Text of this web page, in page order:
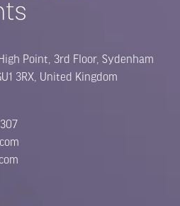
Point, 3rd Floor, Sydenham
3RX, United Kingdom